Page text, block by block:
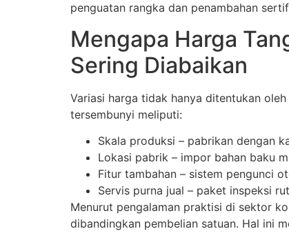
penguatan rangka dan penambahan
Mengapa Harga
Sering Diabaikan
Variasi harga tidak hanya ditentukan
tersembunyi meliputi:
Skala produksi – pabrikan dengan
Lokasi pabrik – impor bahan baku
Fitur tambahan – sistem pengunci
Servis purna jual – paket inspeksi
Menurut pengalaman praktisi di sektor
dibandingkan pembelian satuan. Hal ini